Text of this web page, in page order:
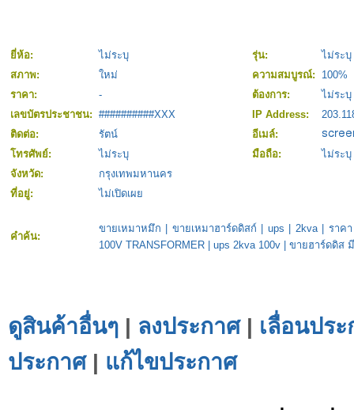
ยี่ห้อ: ไม่ระบุ รุ่น:
ไม่ระบุ
สภาพ:
ใหม่ ความสมบูรณ์:
100%
ราคา:
- ต้องการ:
ไม่ระบุ
เลขบัตรประชาชน: ##########XXX IP Address:
ติดต่อ:
รัตน์
อีเมล์:
โทรศัพย์:
ไม่ระบุ มือถือ:
ไม่ระบุ
จังหวัด:
กรุงเทพมหานคร
ที่อยู่:
ไม่เปิดเผย
คำค้น:
ขายเหมาหมึก ขายเหมาฮาร์ดดิสก์ ups 2kva| ราคา
100V TRANSFORMER
ups 2kva 100v ขายฮาร์ดดิส
ดูสินค้าอื่นๆ | ลงประกาศ| เลื่อนปร
ประกาศ| แก้ไขประกาศ